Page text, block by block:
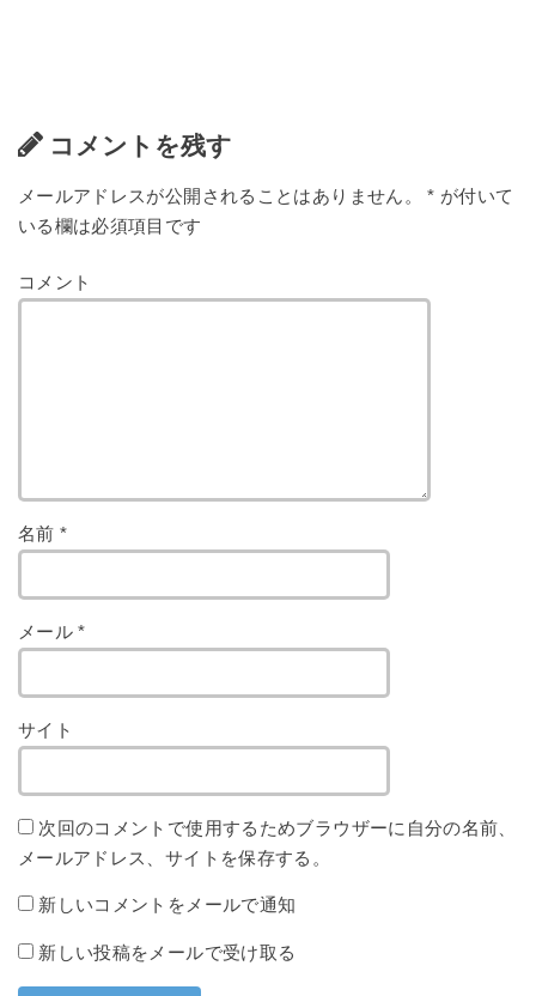
コメントを残す
メールアドレスが公開されることはありません。 * が付いて
いる欄は必須項目です
コメント
名前 *
メール*
サイト
次回のコメントで使用するためブラウザーに自分の名前、
メールアドレス、サイトを保存する。
新しいコメントをメールで通知
新しい投稿をメールで受け取る